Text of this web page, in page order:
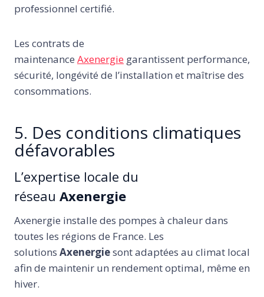
professionnel certifié.
Les contrats de
maintenance Axenergie garantissent performance,
sécurité, longévité de l’installation et maîtrise des
consommations.
5. Des conditions climatiques
défavorables
L’expertise locale du
réseau Axenergie
Axenergie installe des pompes à chaleur dans
toutes les régions de France. Les
solutions Axenergiesont adaptées au climat local
afin de maintenir un rendement optimal, même en
hiver.